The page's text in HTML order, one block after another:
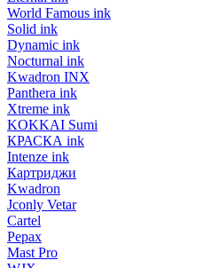
World Famous ink
Solid ink
Dynamic ink
Nocturnal ink
Kwadron INX
Panthera ink
Xtreme ink
KOKKAI Sumi
КРАСКА ink
Intenze ink
Картриджи
Kwadron
Jconly Vetar
Cartel
Pepax
Mast Pro